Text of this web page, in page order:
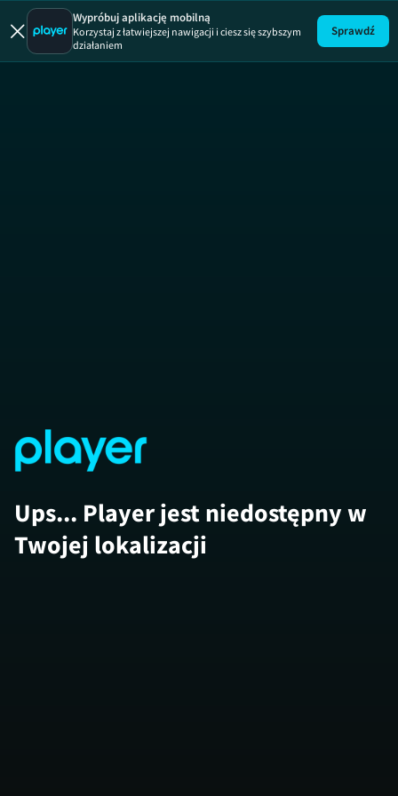
Wallander SE
Wypróbuj aplikację mobilną
Korzystaj z łatwiejszej nawigacji i ciesz się szybszym
działaniem
Sprawdź
Ups... Player jest niedostępny w
Twojej lokalizacji